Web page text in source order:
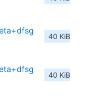
40 KiB
40 KiB